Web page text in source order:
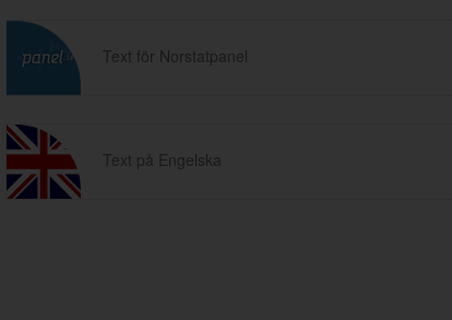
Text för Norstatpanel
Text på Engelska